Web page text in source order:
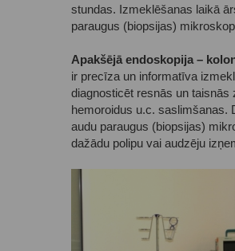
stundas. Izmeklēšanas laikā
paraugus (biopsijas)
Apakšējā endoskopija –
ir precīza un informatīva
diagnosticēt resnās un
hemoroidus u.c. saslimšanas.
audu paraugus (biopsijas)
dažādu polipu vai audzēju